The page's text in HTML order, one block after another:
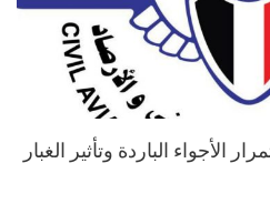
الأجواء الباردة وتأثير الغبار